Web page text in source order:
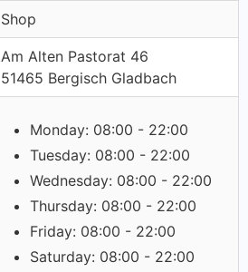
Shop
Am Alten Pastorat 46
51465 Bergisch Gladbach
Monday: 08:00 - 22:00
Tuesday: 08:00 - 22:00
Wednesday: 08:00 - 22:00
Thursday: 08:00 - 22:00
Friday: 08:00 - 22:00
Saturday: 08:00 - 22:00